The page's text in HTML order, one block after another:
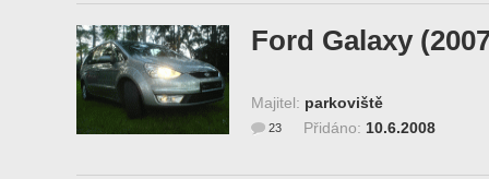
Ford Galaxy
Majitel: parkoviště
Přidáno: 10.6.2008
23